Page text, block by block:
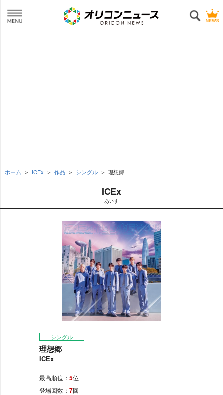
ホーム ICEx 作品 シングル 理想郷
ICEx
あいす
シングル
理想郷
ICEx
最高順位： 5位
登場回数： 7回